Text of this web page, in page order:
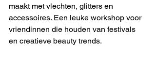
maakt met vlechten, glitters en
accessoires. Een leuke workshop voor
vriendinnen die houden van festivals
en creatieve beauty trends.